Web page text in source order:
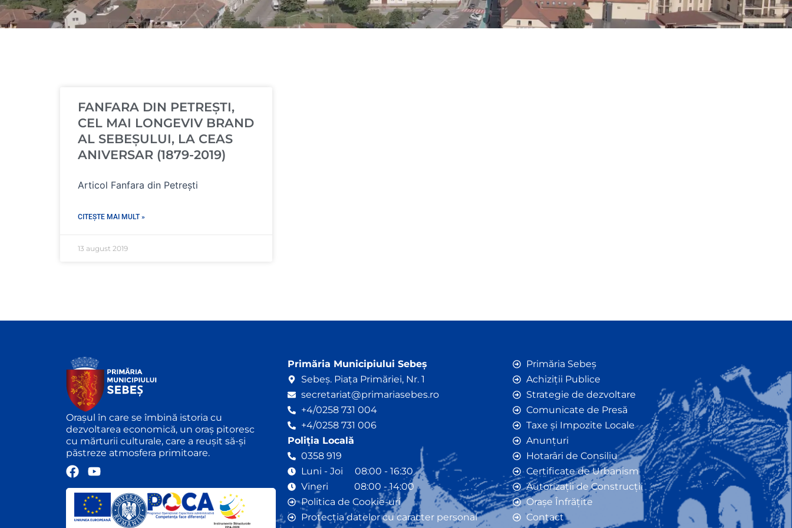
FANFARA DIN PETREŞTI,
CEL MAI LONGEVIV BRAND
AL SEBEȘULUI, LA CEAS
ANIVERSAR (1879-2019)
Articol Fanfara din Petrești
CITEȘTE MAI MULT »
13 august 2019
Orașul în care se îmbină istoria cu
dezvoltarea economică, un oraș pitoresc
cu mărturii culturale, care a reușit să-și
păstreze atmosfera primitoare.
F
c
b
Y
u
t
u
Primăria Municipiului Sebeș
Sebeș. Piața Primăriei, Nr. 1
secretariat@primariasebes.ro
+4/0258 731 004
+4/0258 731 006
Poliția Locală
0358 919
Luni - Joi 08:00 - 16:30
Vineri 08:00 - 14:00
Politica de Cookie-uri
Protecția datelor cu caracter personal
Primăria Sebeș
Achiziții Publice
Strategie de dezvoltare
Comunicate de Presă
Taxe și Impozite Locale
Anunțuri
Hotarâri de Consiliu
Certificate de Urbanism
Autorizații de Construcții
Orașe Înfrățite
Contact